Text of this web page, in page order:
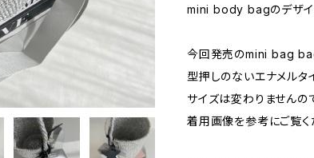
mini body bagのデザイ
今回発売のmini bag
型押しのないエナメルタ
サイズは変わりませんので
着用画像を参考にご覧く